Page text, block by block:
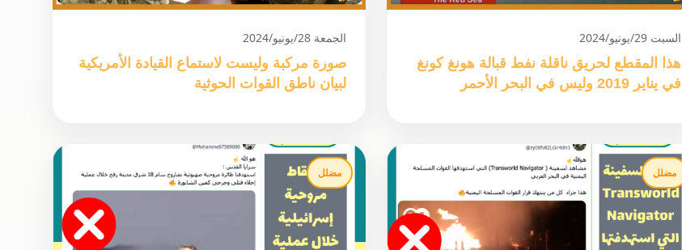
السبت 29/يونيو/2024
هذا المقطع لحريق ناقلة نفط قبالة هونغ كونغ
في يناير 2019 وليس في البحر الأحمر
الجمعة 28/يونيو/2024
صورة مركبة وليست لاستماع القيادة الأمريكية
لبيان ناطق القوات الحوثية
مضلل مضلل